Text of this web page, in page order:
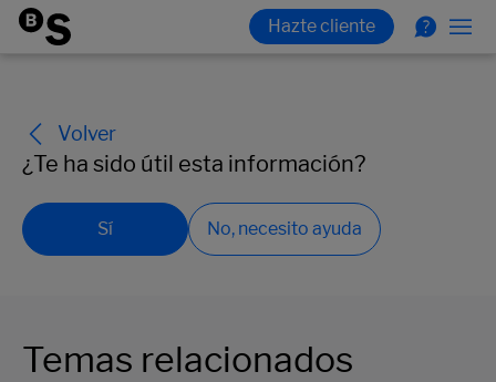
Volver
¿Te ha sido útil esta información?
Sí No, necesito ayuda
Temas relacionados